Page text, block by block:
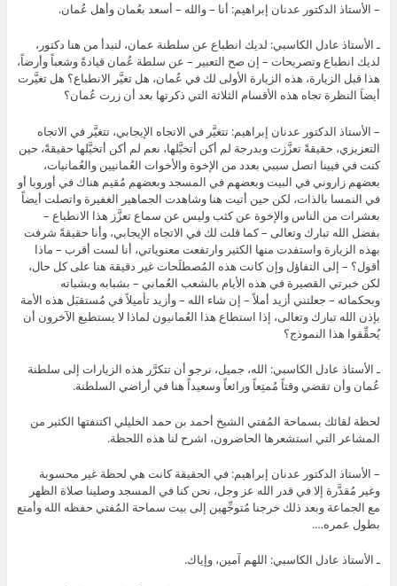
– الأستاذ الدكتور عدنان إبراهيم: أنا – والله – أسعد بعُمان وأهل عُمان.
ـ الأستاذ عادل الكاسبي: لديك انطباع عن سلطنة عمان، لنبدأ من هنا دكتور،
لديك انطباع وتصريحات – إن صح التعبير – عن سلطة عُمان قيادةً وشعباً وأرضاً،
هذا قبل الزيارة، هذه الزيارة الأولى لك في عُمان، هل تغيَّر الانطباع؟ هل تغيَّرت
أيضاَ النظرة تجاه هذه الأقسام الثلاثة التي ذكرتها بعد أن زرت عُمان؟
– الأستاذ الدكتور عدنان إبراهيم: تتغيَّر في الاتجاه الإيجابي، تتغيَّر في الاتجاه
التعزيزي، حقيقةً تعزَّزت وبدرجة لم أكن أتخيَّلها، نعم لم أكن أتخيَّلها حقيقةً، حين
كنت في فيينا اتصل سببي بعدد من الإخوة والأخوات العُمانيين والعُمانيات،
بعضهم زاروني في البيت وبعضهم في المسجد وبعضهم مُقيم هناك في أوروبا أو
في النمسا بالذات، لكن حين أتيت هنا وشاهدت الجماهير الغفيرة واتصلت أيضاً
بعشرات من الناس والإخوة عن كثب وليس عن سماع تعزَّز هذا الانطباع –
بفضل الله تبارك وتعالى – كما قلت لك في الاتجاه الإيجابي، وأنا حقيقةً شرفت
بهذه الزيارة واستفدت منها الكثير وارتفعت معنوياتي، أنا لست أقرب – ماذا
أقول؟ – إلى التفاؤل وإن كانت هذه المُصطلَحات غير دقيقة هنا على كل حال،
لكن خبرتي القصيرة في هذه الأيام بالشعب العُماني – بشبابه وبشباته
وبحكمائه – جعلتني أزيد أملاً – إن شاء الله – وأزيد تأميلاً في مُستقبَل هذه الأمة
بإذن الله تبارك وتعالى، إذا استطاع هذا العُمانيون لماذا لا يستطيع الآخرون أن
يُحقِّقوا هذا النموذج؟
ـ الأستاذ عادل الكاسبي: الله، جميل، نرجو أن تتكرَّر هذه الزيارات إلى سلطنة
عُمان وأن تقضي وقتاً مُمتِعاً ورائعاً وسعيداً هنا في أراضي السلطنة.
لحظة لقائك بسماحة المُفتي الشيخ أحمد بن حمد الخليلي اكتنفتها الكثير من
المشاعر التي استشعرها الحاضرون، اشرح لنا هذه اللحظة.
– الأستاذ الدكتور عدنان إبراهيم: في الحقيقة كانت هي لحظة غير محسوبة
وغير مُقدَّرة إلا في قدر الله عز وجل، نحن كنا في المسجد وصلينا صلاة الظهر
مع الجماعة وبعد ذلك خرجنا مُتوجِّهين إلى بيت سماحة المُفتي حفظه الله وأمتع
بطول عمره….
ـ الأستاذ عادل الكاسبي: اللهم آمين، وإياك.